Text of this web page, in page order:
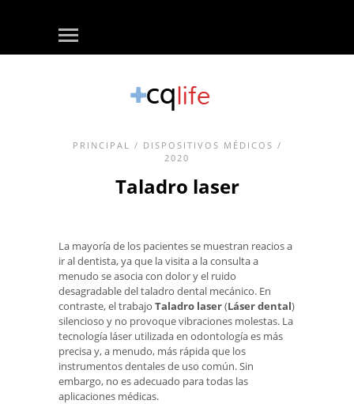
PRINCIPAL / DISPOSITIVOS MÉDICOS /
2020
Taladro laser
La mayoría de los pacientes se muestran reacios a
ir al dentista, ya que la visita a la consulta a
menudo se asocia con dolor y el ruido
desagradable del taladro dental mecánico. En
contraste, el trabajo Taladro laser(Láser dental)
silencioso y no provoque vibraciones molestas. La
tecnología láser utilizada en odontología es más
precisa y, a menudo, más rápida que los
instrumentos dentales de uso común. Sin
embargo, no es adecuado para todas las
aplicaciones médicas.